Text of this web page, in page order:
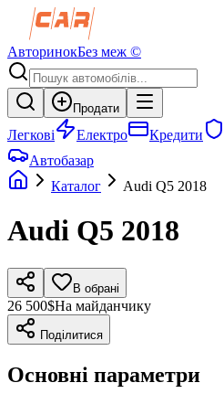
АвторинокБез меж ©
Продати
Легкові Електро Кредити
Автобазар
Каталог
Audi Q5 2018
Audi Q5 2018
В обрані
26 500$На майданчику
Поділитися
Основні параметри